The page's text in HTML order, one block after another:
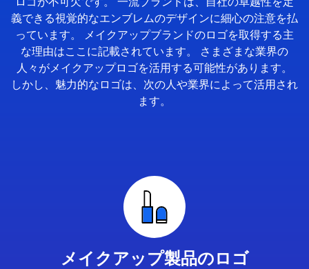
義できる視覚的なエンブレムのデザインに細心の注意を払
っています。 メイクアップブランドのロゴを取得する主
な理由はここに記載されています。 さまざまな業界の
人々がメイクアップロゴを活用する可能性があります。
しかし、魅力的なロゴは、次の人や業界によって活用され
ます。
メイクアップ製品のロゴ